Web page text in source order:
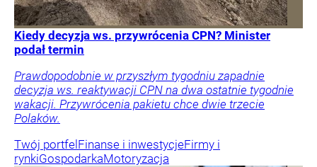
Kiedy decyzja ws. przywrócenia CPN? Minister
podał termin
Prawdopodobnie w przyszłym tygodniu zapadnie
decyzja ws. reaktywacji CPN na dwa ostatnie tygodnie
wakacji. Przywrócenia pakietu chce dwie trzecie
Polaków.
Twój portfel Finanse i inwestycjeFirmy i
rynkiGospodarkaMotoryzacja